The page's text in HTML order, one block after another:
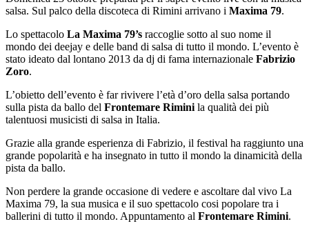
salsa. Sul palco della discoteca di Rimini arrivano i Maxima 79.
Lo spettacolo La Maxima 79’s raccoglie sotto al suo nome il
mondo dei deejay e delle band di salsa di tutto il mondo. L’evento è
stato ideato dal lontano 2013 da dj di fama internazionale Fabrizio
Zoro.
L’obietto dell’evento è far rivivere l’età d’oro della salsa portando
sulla pista da ballo del Frontemare Rimini la qualità dei più
talentuosi musicisti di salsa in Italia.
Grazie alla grande esperienza di Fabrizio, il festival ha raggiunto una
grande popolarità e ha insegnato in tutto il mondo la dinamicità della
pista da ballo.
Non perdere la grande occasione di vedere e ascoltare dal vivo La
Maxima 79, la sua musica e il suo spettacolo cosi popolare tra i
ballerini di tutto il mondo. Appuntamento al Frontemare Rimini.